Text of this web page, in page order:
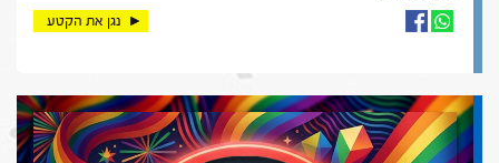
נגן את הקטע